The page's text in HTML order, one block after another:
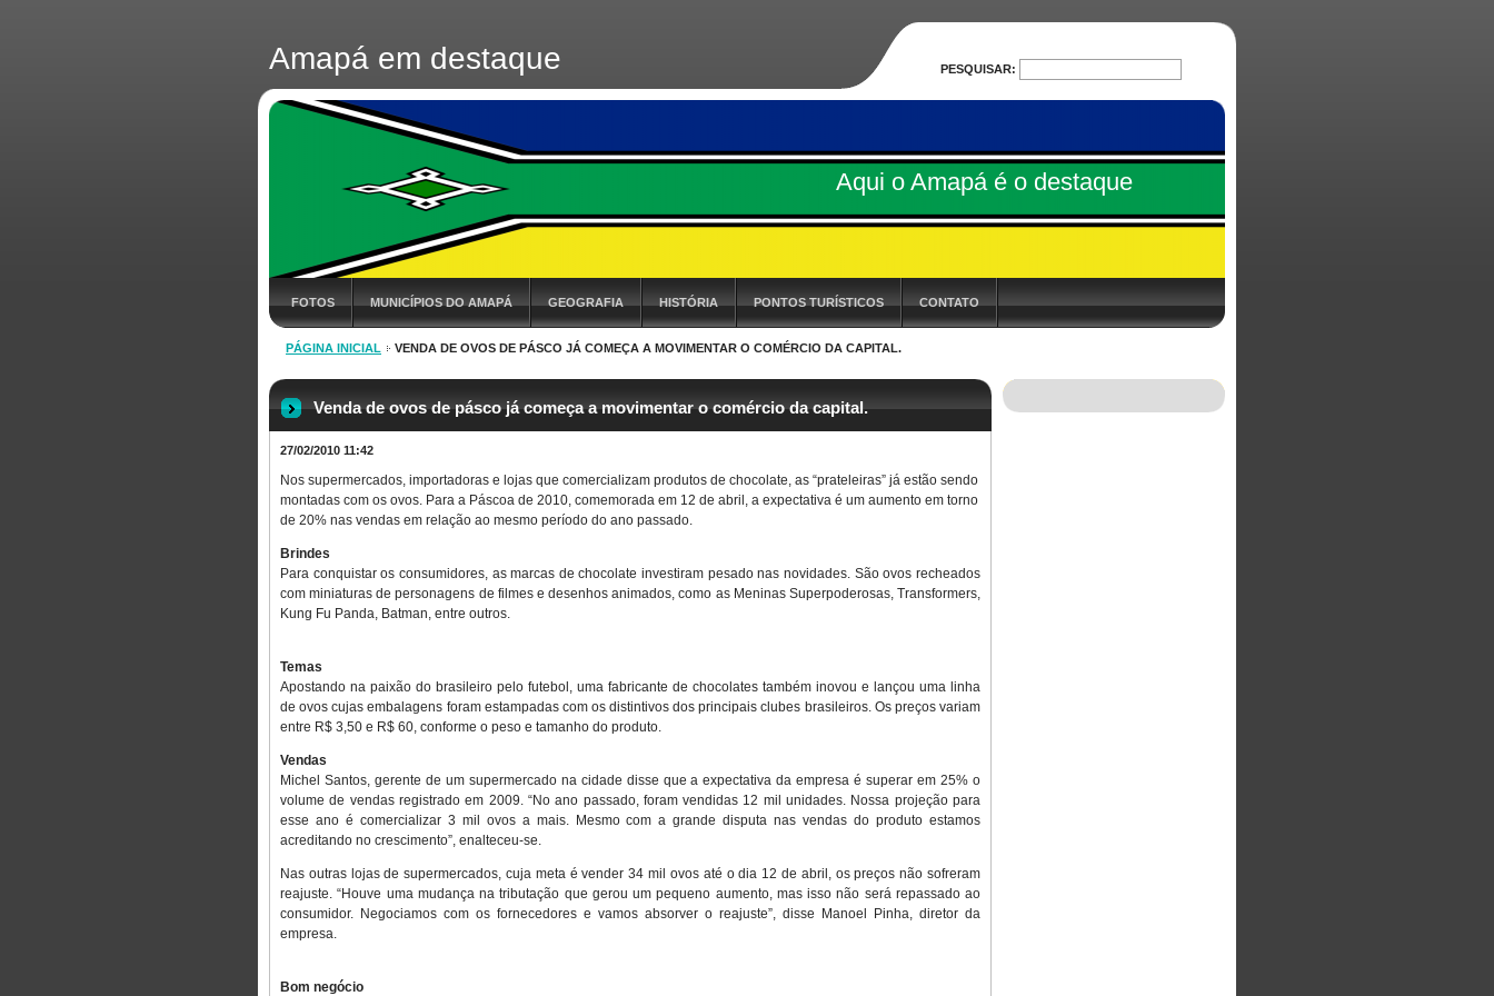
Amapá em destaque
Aqui o Amapá é o destaque
FOTOS MUNICÍPIOS DO AMAPÁ GEOGRAFIA HISTÓRIA PONTOS TURÍSTICOS CONTATO
PÁGINA INICIAL VENDA DE OVOS DE PÁSCO JÁ COMEÇA A MOVIMENTAR O COMÉRCIO DA CAPITAL.
Venda de ovos de pásco já começa a movimentar o comércio da capital.
27/02/2010 11:42
Nos supermercados, importadoras e lojas que comercializam produtos de chocolate, as “prateleiras” já estão sendo
montadas com os ovos. Para a Páscoa de 2010, comemorada em 12 de abril, a expectativa é um aumento em torno
de 20% nas vendas em relação ao mesmo período do ano passado.
Brindes
Para conquistar os consumidores, as marcas de chocolate investiram pesado nas novidades. São ovos recheados
com miniaturas de personagens de filmes e desenhos animados, como as Meninas Superpoderosas, Transformers,
Kung Fu Panda, Batman, entre outros.
Temas
Apostando na paixão do brasileiro pelo futebol, uma fabricante de chocolates também inovou e lançou uma linha
de ovos cujas embalagens foram estampadas com os distintivos dos principais clubes brasileiros. Os preços variam
entre R$ 3,50 e R$ 60, conforme o peso e tamanho do produto.
Vendas
Michel Santos, gerente de um supermercado na cidade disse que a expectativa da empresa é superar em 25% o
volume de vendas registrado em 2009. “No ano passado, foram vendidas 12 mil unidades. Nossa projeção para
esse ano é comercializar 3 mil ovos a mais. Mesmo com a grande disputa nas vendas do produto estamos
acreditando no crescimento”, enalteceu-se.
Nas outras lojas de supermercados, cuja meta é vender 34 mil ovos até o dia 12 de abril, os preços não sofreram
reajuste. “Houve uma mudança na tributação que gerou um pequeno aumento, mas isso não será repassado ao
consumidor. Negociamos com os fornecedores e vamos absorver o reajuste”, disse Manoel Pinha, diretor da
empresa.
Bom negócio
PESQUISAR: